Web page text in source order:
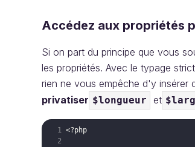
Accédez aux propriétés
Si on part du principe que vous
les propriétés. Avec le typage
rien ne vous empêche d'y insérer
privatiser $longueur et
<?php